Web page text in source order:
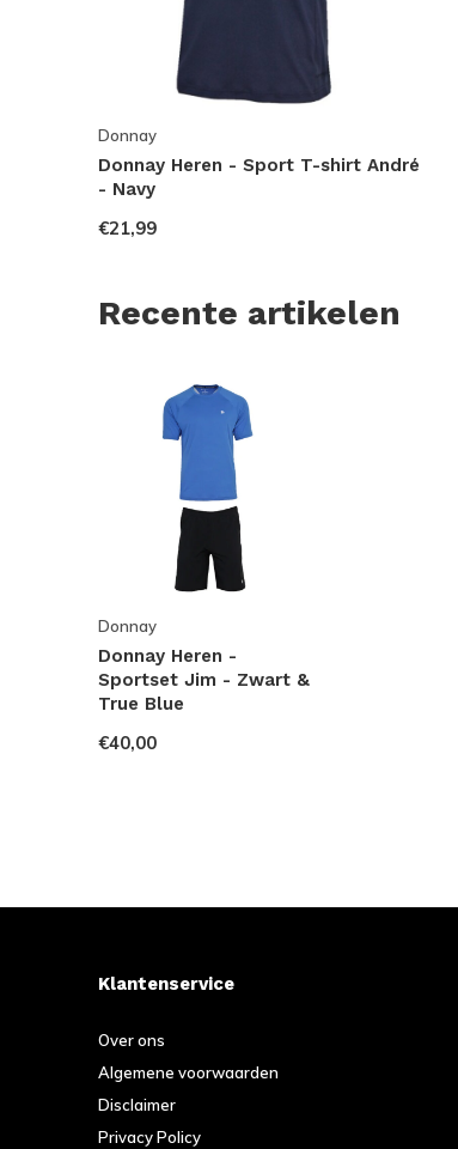
Donnay
Donnay Heren - Sport T-shirt André
- Navy
€21,99
Recente artikelen
Donnay
Donnay Heren -
Sportset Jim - Zwart &
True Blue
€40,00
Klantenservice
Over ons
Algemene voorwaarden
Disclaimer
Privacy Policy